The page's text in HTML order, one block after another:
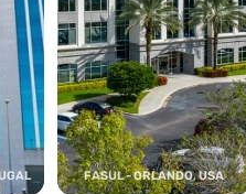
FASUL - ORLANDO, USA